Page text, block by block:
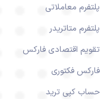
پلتفرم معاملاتی
پلتفرم متاتریدر
تقویم اقتصادی فارکس
فارکس فکتوری
حساب کپی ترید